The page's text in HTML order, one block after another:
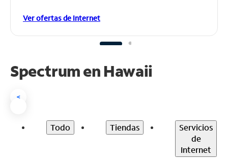
Ver ofertas de Internet
Spectrum en Hawaii
<
Todo Tiendas
Servicios
de
Internet